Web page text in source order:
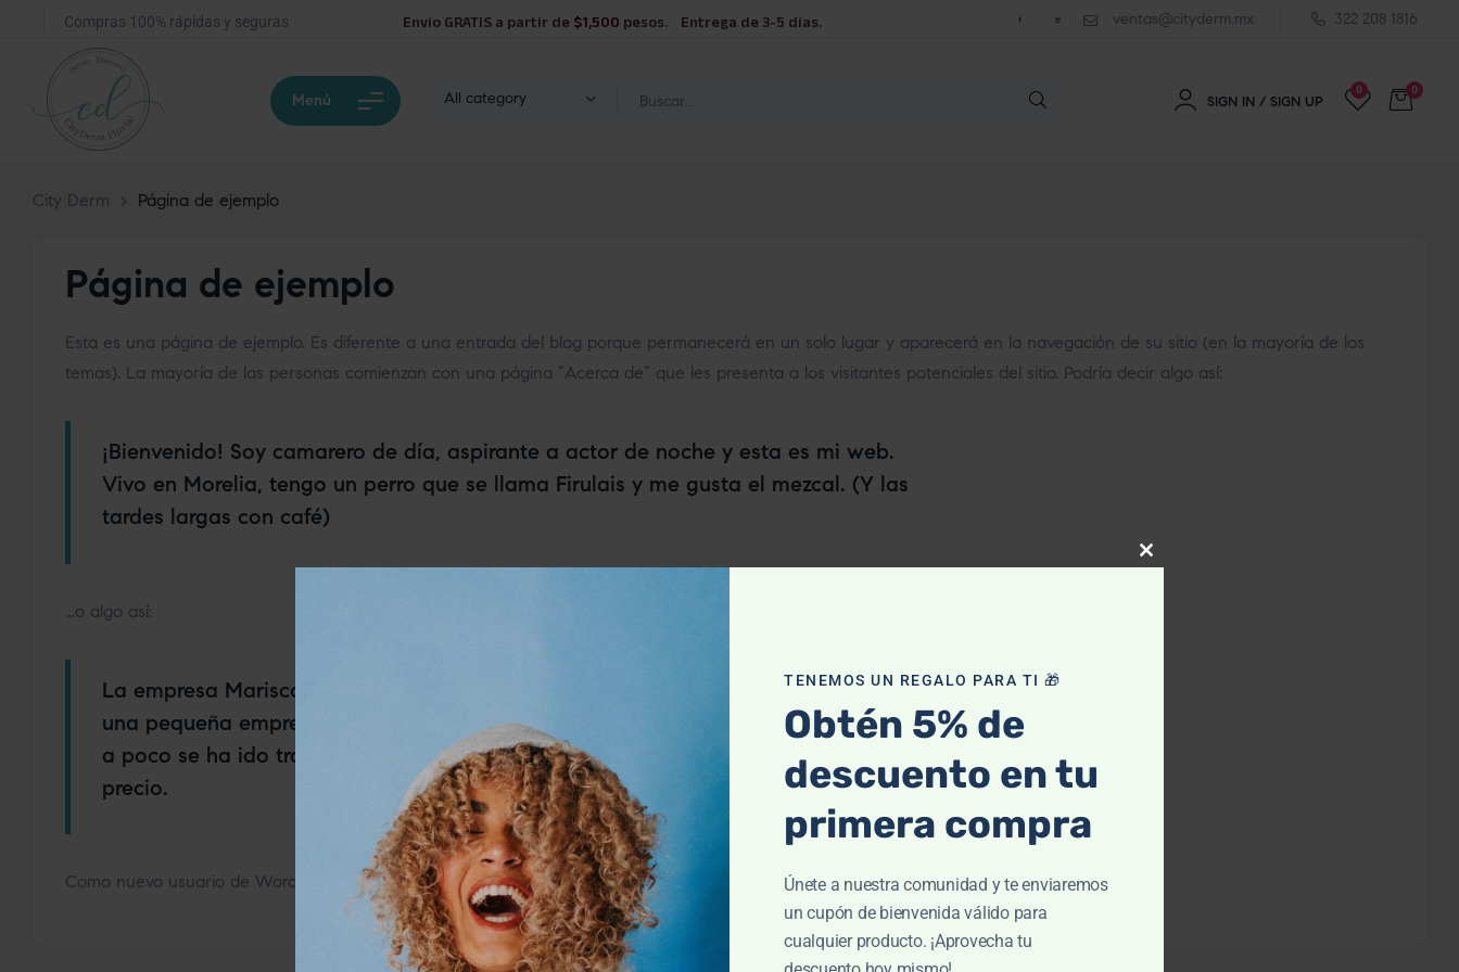
Compras 100% rápidas y seguras Envío GRATIS a partir de $1,500 pesos. Entrega de 3-5 días. ventas@cityderm.mx 322 208 1816
Menú All category 0
SIGN IN / SIGN UP
0
City Derm > Página de ejemplo
Página de ejemplo
Esta es una página de ejemplo. Es diferente a una entrada del blog porque permanecerá en un solo lugar y aparecerá en la navegación de su sitio (en la mayoría de los
temas). La mayoría de las personas comienzan con una página “Acerca de” que les presenta a los visitantes potenciales del sitio. Podría decir algo así:
¡Bienvenido! Soy camarero de día, aspirante a actor de noche y esta es mi web.
Vivo en Morelia, tengo un perro que se llama Firulais y me gusta el mezcal. (Y las
tardes largas con café)
…o algo así:
La empresa Mariscos Recio fue fundada por Antonio Recio Mata. Empezó siendo
una pequeña empresa que suministraba marisco a hoteles y restaurantes, pero poco
a poco se ha ido transformando en un gran imperio. Mariscos Recio, el mar al mejor
precio.
Como nuevo usuario de WordPress, deberías ir a tu escritoriopara borrar esta página y crear nuevas páginas para tu contenido. ¡Pásalo bien!
Close
TENEMOS UN REGALO PARA TI 🎁
Obtén 5% de
descuento en tu
primera compra
Únete a nuestra comunidad y te enviaremos
un cupón de bienvenida válido para
cualquier producto. ¡Aprovecha tu